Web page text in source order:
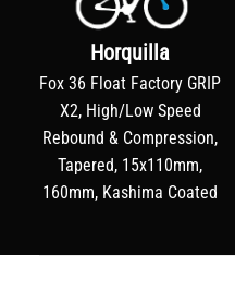
Horquilla
Fox 36 Float Factory GRIP
X2, High/Low Speed
Rebound & Compression,
Tapered, 15x110mm,
160mm, Kashima Coated